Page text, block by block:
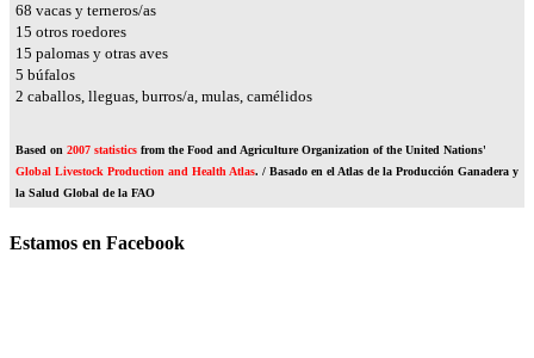
80 vacas y terneros/as
18 otros roedores
17 palomas y otras aves
6 búfalos
2 caballos, lleguas, burros/a, mulas, camélidos
Based on 2007 statistics from the Food and Agriculture Organization of the United Nations'
Global Livestock Production and Health Atlas. / Basado en el Atlas de la Producción Ganadera y
la Salud Global de la FAO
Estamos en Facebook